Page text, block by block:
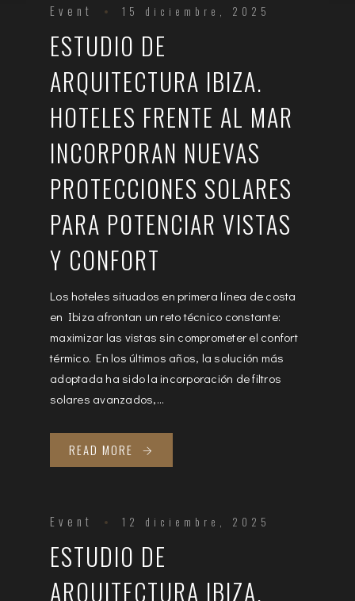
Event 15 diciembre, 2025
ESTUDIO DE
ARQUITECTURA IBIZA.
HOTELES FRENTE AL MAR
INCORPORAN NUEVAS
PROTECCIONES SOLARES
PARA POTENCIAR VISTAS
Y CONFORT
Los hoteles situados en primera línea de costa
en Ibiza afrontan un reto técnico constante:
maximizar las vistas sin comprometer el confort
térmico. En los últimos años, la solución más
adoptada ha sido la incorporación de filtros
solares avanzados,...
READ MORE
Event 12 diciembre, 2025
ESTUDIO DE
ARQUITECTURA IBIZA.